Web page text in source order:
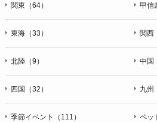
関東（64） 甲信
東海（33） 関西
北陸（9） 中国
四国（32） 九州
季節イベント（111） ペッ